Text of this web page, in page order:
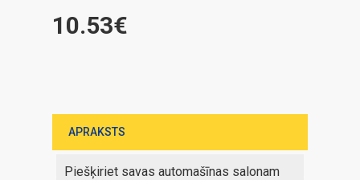
10.53€
APRAKSTS
Piešķiriet savas automašīnas salonam